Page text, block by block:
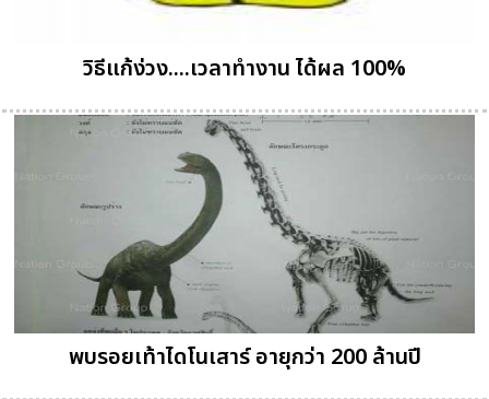
วิธีแก้ง่วง....เวลาทำงาน ได้ผล 100%
พบรอยเท้าไดโนเสาร์ อายุกว่า 200 ล้านปี